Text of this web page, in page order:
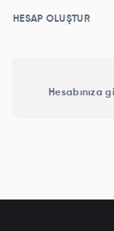
HESAP OLUŞTUR
Hesabınıza